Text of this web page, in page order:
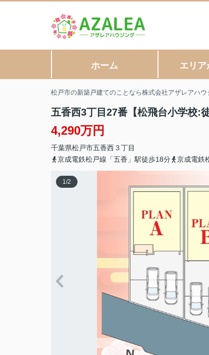
ホーム エリア
松戸市の新築戸建てのことなら株式会社アザレアハウ
五香西3丁目27番【松飛台小学校:
4,290万円
千葉県松戸市五香西３丁目
京成電鉄松戸線「五香」駅徒歩18分
京成電鉄
1/2